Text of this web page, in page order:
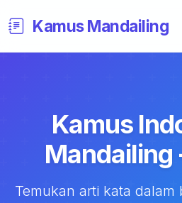
Kamus Mandailing
Kamus
Mandailing
Temukan arti kata dalam